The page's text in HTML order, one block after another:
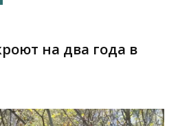
на два года в